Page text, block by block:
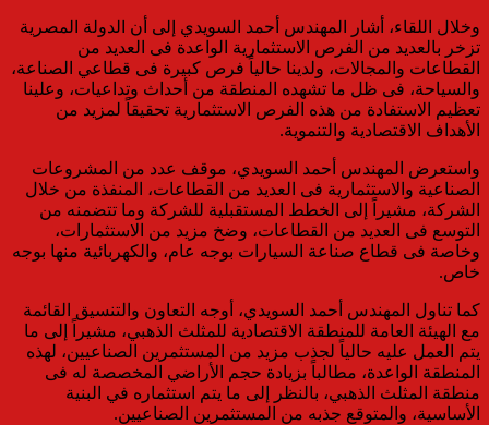
وخلال اللقاء، أشار المهندس أحمد السويدي إلى أن الدولة المصرية
تزخر بالعديد من الفرص الاستثمارية الواعدة فى العديد من
القطاعات والمجالات، ولدينا حالياً فرص كبيرة فى قطاعي الصناعة،
والسياحة، فى ظل ما تشهده المنطقة من أحداث وتداعيات، وعلينا
تعظيم الاستفادة من هذه الفرص الاستثمارية تحقيقاً لمزيد من
الأهداف الاقتصادية والتنموية.
واستعرض المهندس أحمد السويدي، موقف عدد من المشروعات
الصناعية والاستثمارية فى العديد من القطاعات، المنفذة من خلال
الشركة، مشيراً إلى الخطط المستقبلية للشركة وما تتضمنه من
التوسع فى العديد من القطاعات، وضخ مزيد من الاستثمارات،
وخاصة فى قطاع صناعة السيارات بوجه عام، والكهربائية منها بوجه
خاص.
كما تناول المهندس أحمد السويدي، أوجه التعاون والتنسيق القائمة
مع الهيئة العامة للمنطقة الاقتصادية للمثلث الذهبي، مشيراً إلى ما
يتم العمل عليه حالياً لجذب مزيد من المستثمرين الصناعيين، لهذه
المنطقة الواعدة، مطالباً بزيادة حجم الأراضي المخصصة له فى
منطقة المثلث الذهبي، بالنظر إلى ما يتم استثماره في البنية
الأساسية، والمتوقع جذبه من المستثمرين الصناعيين.